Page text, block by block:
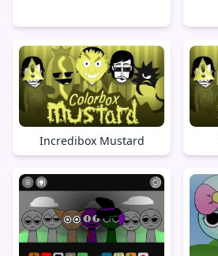
Incredibox Mustard